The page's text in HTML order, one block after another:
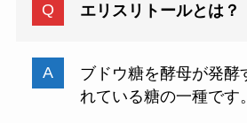
エリスリトールとは？
ブドウ糖を酵母が発酵
れている糖の一種です。